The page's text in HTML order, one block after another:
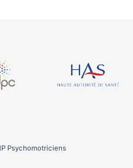
Psychomotriciens